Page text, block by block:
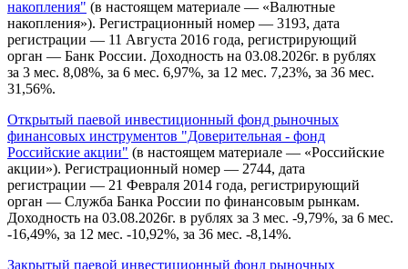
накопления" (в настоящем материале — «Валютные
накопления»). Регистрационный номер — 3193, дата
регистрации — 11 Августа 2016 года, регистрирующий
орган — Банк России. Доходность на 03.08.2026г. в рублях
за 3 мес. 8,08%, за 6 мес. 6,97%, за 12 мес. 7,23%, за 36 мес.
31,56%.
Открытый паевой инвестиционный фонд рыночных
финансовых инструментов "Доверительная - фонд
Российские акции" (в настоящем материале — «Российские
акции»). Регистрационный номер — 2744, дата
регистрации — 21 Февраля 2014 года, регистрирующий
орган — Служба Банка России по финансовым рынкам.
Доходность на 03.08.2026г. в рублях за 3 мес. -9,79%, за 6 мес.
-16,49%, за 12 мес. -10,92%, за 36 мес. -8,14%.
Закрытый паевой инвестиционный фонд рыночных